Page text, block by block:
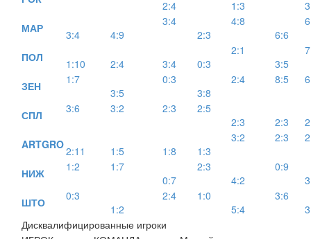
2:4
1:3
МАР
3:4 4:9
3:4
2:3
4:8
6:6
ПОЛ 1:10 2:4 3:4 0:3
2:1
3:5
ЗЕН
1:7
3:5
0:3
3:8
2:4 8:5
СПЛ 3:6 3:2 2:3
2:5
2:3
2:3
ARTGRO2:11 1:5 1:8 1:3
3:2 2:3
НИЖ 1:2
1:7
0:7
2:3
4:2
0:9
ШТО
0:3
1:2
2:4
1:0
5:4
3:6
Дисквалифицированные игроки